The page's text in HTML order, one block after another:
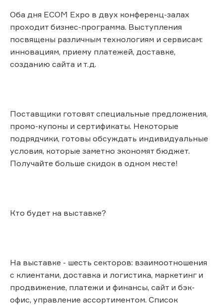
Оба дня ECOM Expo в двух конференц-залах
проходит бизнес-программа. Выступления
посвящены различным технологиям и сервисам:
инновациям, приему платежей, доставке,
созданию сайта и т.д.
Поставщики готовят специальные предложения,
промо-купоны и сертификаты. Некоторые
подрядчики, готовы обсуждать индивидуальные
условия, которые заметно экономят бюджет.
Получайте больше скидок в одном месте!
Кто будет на выставке?
На выставке - шесть секторов: взаимоотношения
с клиентами, доставка и логистика, маркетинг и
продвижение, платежи и финансы, сайт и бэк-
офис, управление ассортиментом. Список